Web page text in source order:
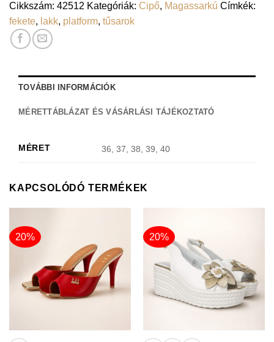
Cikkszám: 42512 Kategóriák: Cipő, Magassarkú Címkék:
fekete, lakk, platform, tűsarok
TOVÁBBI INFORMÁCIÓK
MÉRETTÁBLÁZAT ÉS VÁSÁRLÁSI TÁJÉKOZTATÓ
MÉRET 36, 37, 38, 39, 40
KAPCSOLÓDÓ TERMÉKEK
20% 20%